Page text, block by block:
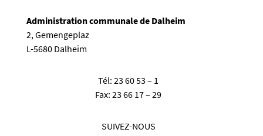
Administration communale de Dalheim
2, Gemengeplaz
L-5680 Dalheim
Tél:23 60 53 – 1
Fax:23 66 17 – 29
SUIVEZ-NOUS